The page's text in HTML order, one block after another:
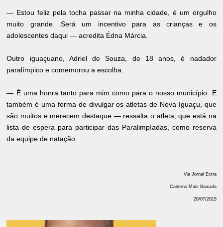
— Estou feliz pela tocha passar na minha cidade, é um orgulho
muito grande. Será um incentivo para as crianças e os
adolescentes daqui — acredita Édna Márcia.
Outro iguaçuano, Adriel de Souza, de 18 anos, é nadador
paralímpico e comemorou a escolha.
— É uma honra tanto para mim como para o nosso município. E
também é uma forma de divulgar os atletas de Nova Iguaçu, que
são muitos e merecem destaque — ressalta o atleta, que está na
lista de espera para participar das Paralimpíadas, como reserva
da equipe de natação.
Via Jornal Extra
Caderno Mais Baixada
20/07/2015